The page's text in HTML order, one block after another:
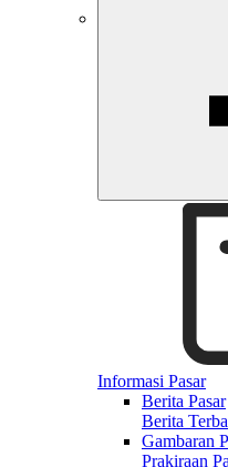
Informasi Pasar
Berita Pasar
Berita
Gambaran
Prakiraan